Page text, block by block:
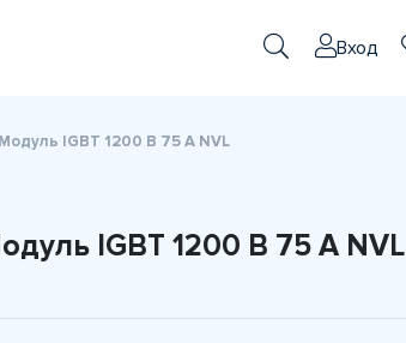
Вход
IGBT 1200 В 75 A NVL
IGBT 1200 В 75 A NVL